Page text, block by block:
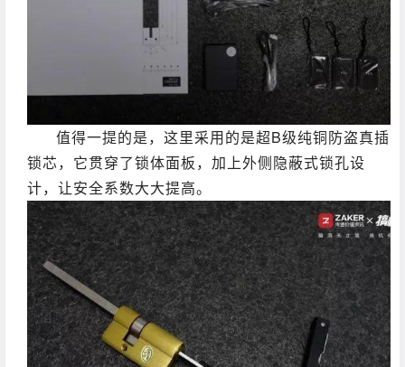
值得一提的是，这里采用的是超B级纯铜防盗真插
锁芯，它贯穿了锁体面板，加上外侧隐蔽式锁孔设
计，让安全系数大大提高。